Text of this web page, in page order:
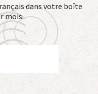
dans votre boîte
mois.